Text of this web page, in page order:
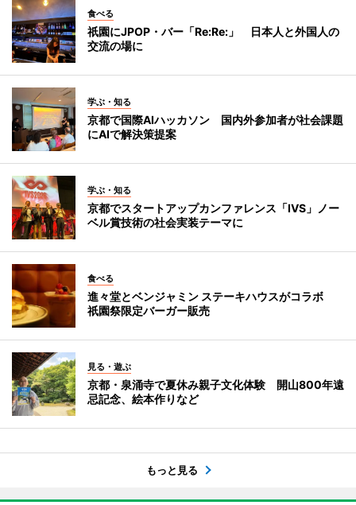
食べる
祇園にJPOP・バー「Re:Re:」 日本人と外国人の
交流の場に
学ぶ・知る
京都で国際AIハッカソン 国内外参加者が社会課題
にAIで解決策提案
学ぶ・知る
京都でスタートアップカンファレンス「IVS」ノー
ベル賞技術の社会実装テーマに
食べる
進々堂とベンジャミン ステーキハウスがコラボ
祇園祭限定バーガー販売
見る・遊ぶ
京都・泉涌寺で夏休み親子文化体験 開山800年遠
忌記念、絵本作りなど
もっと見る